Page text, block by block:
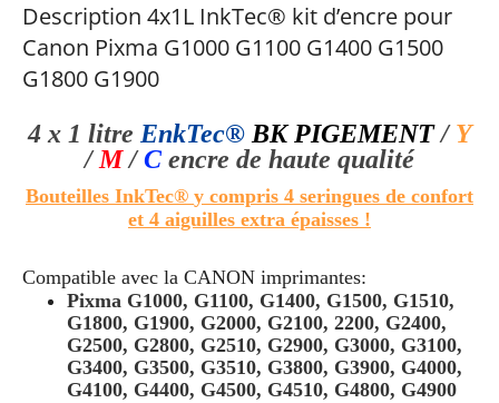
Description 4x1L InkTec® kit d’encre pour
Canon Pixma G1000 G1100 G1400 G1500
G1800 G1900
4 x 1 litre EnkTec® BK PIGEMENT/Y
/M/C encre de haute qualité
Bouteilles InkTec® y compris 4 seringues de confort
et 4 aiguilles extra épaisses !
Compatible avec la CANON imprimantes:
Pixma G1000, G1100, G1400, G1500, G1510,
G1800, G1900, G2000, G2100, 2200, G2400,
G2500, G2800, G2510, G2900, G3000, G3100,
G3400, G3500, G3510, G3800, G3900, G4000,
G4100, G4400, G4500, G4510, G4800, G4900